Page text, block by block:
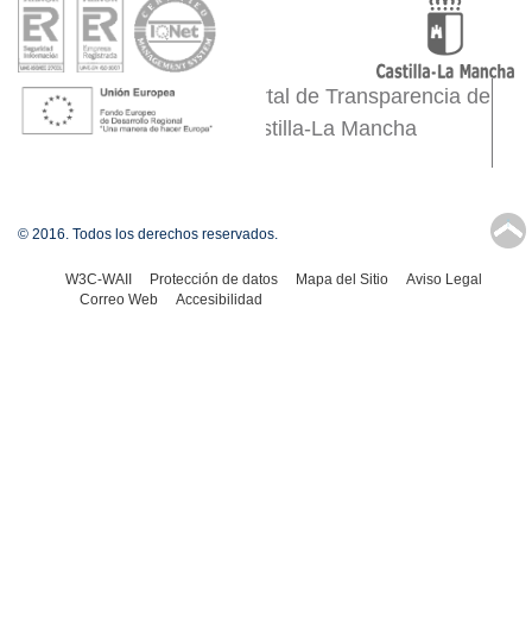
Portal de Transparencia de
Castilla-La Mancha
↑
© 2016. Todos los derechos reservados.
W3C-WAII Protección de datos Mapa del Sitio
Aviso Legal
Correo Web
Accesibilidad